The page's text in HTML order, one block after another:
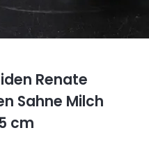
Renate
Sahne Milch
cm